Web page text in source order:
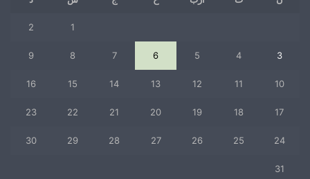
1
2
3
4
5
6
7
8
9
10
11
12
13
14
15
16
17
18
19
20
21
22
23
24
25
26
27
28
29
30
31